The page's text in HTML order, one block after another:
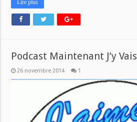
Lire plus
Podcast Maintenant J’y Vais
26 novembre 2014 1